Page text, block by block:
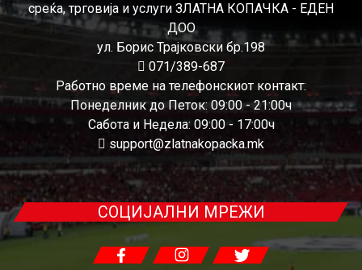
среќа, трговија и услуги ЗЛАТНА КОПАЧКА - ЕДЕН
ДОО
ул. Борис Трајковски бр.198
071/389-687
Работно време на телефонскиот контакт:
Понеделник до Петок: 09:00 - 21:00ч
Сабота и Недела: 09:00 - 17:00ч
support@zlatnakopacka.mk
СОЦИЈАЛНИ МРЕЖИ